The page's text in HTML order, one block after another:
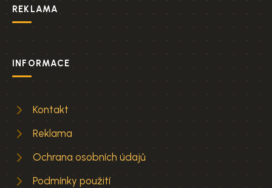
REKLAMA
INFORMACE
Kontakt
Reklama
Ochrana osobních údajů
Podmínky použití